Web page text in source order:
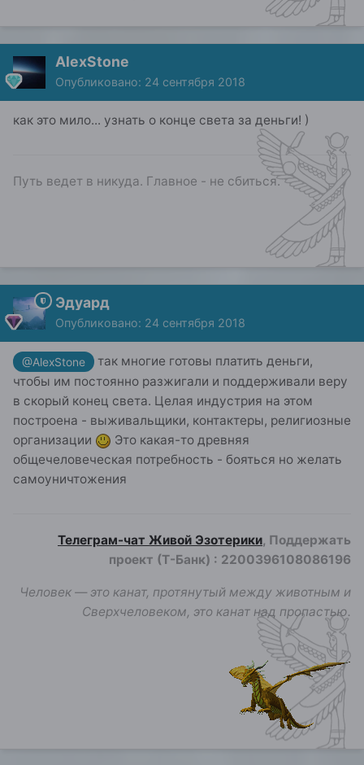
AlexStone
Опубликовано: 24 сентября 2018
как это мило... узнать о конце света за деньги! )
Путь ведет в никуда. Главное - не сбиться.
Эдуард
Опубликовано: 24 сентября 2018
@AlexStone
так многие готовы платить деньги,
чтобы им постоянно разжигали и поддерживали веру
в скорый конец света. Целая индустрия на этом
построена - выживальщики, контактеры, религиозные
организации
Это какая-то древняя
общечеловеческая потребность - бояться но желать
самоуничтожения
Телеграм-чат Живой Эзотерики, Поддержать
проект (Т-Банк) : 2200396108086196
Человек — это канат, протянутый между животным и
Сверхчеловеком, это канат над пропастью.